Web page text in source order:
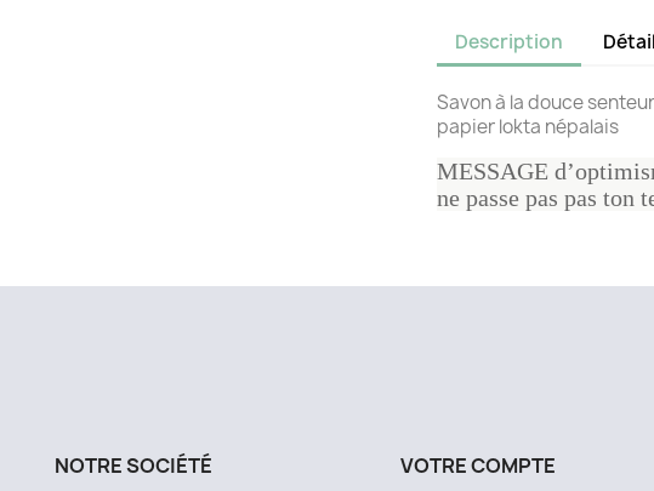
Description
Savon à la douce
papier lokta népalais
MESSAGE
ne passe pas pas ton
NOTRE SOCIÉTÉ VOTRE COMPTE